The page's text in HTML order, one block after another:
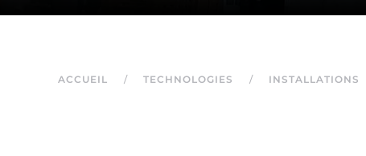
ACCUEIL TECHNOLOGIES INSTALLATIONS